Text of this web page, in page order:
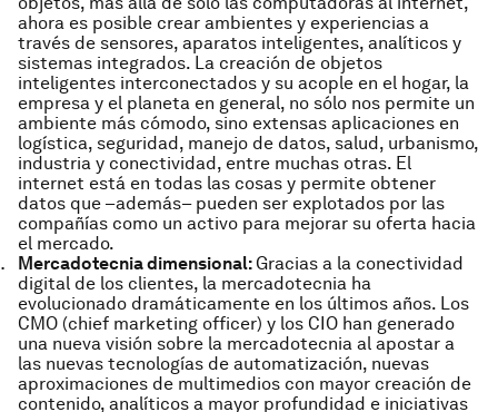
ahora es posible crear ambientes y experiencias a
través de sensores, aparatos inteligentes, analíticos y
sistemas integrados. La creación de objetos
inteligentes interconectados y su acople en el hogar, la
empresa y el planeta en general, no sólo nos permite un
ambiente más cómodo, sino extensas aplicaciones en
logística, seguridad, manejo de datos, salud, urbanismo,
industria y conectividad, entre muchas otras. El
internet está en todas las cosas y permite obtener
datos que –además– pueden ser explotados por las
compañías como un activo para mejorar su oferta hacia
el mercado.
Mercadotecnia dimensional: Gracias a la conectividad
digital de los clientes, la mercadotecnia ha
evolucionado dramáticamente en los últimos años. Los
CMO (chief marketing officer) y los CIO han generado
una nueva visión sobre la mercadotecnia al apostar a
las nuevas tecnologías de automatización, nuevas
aproximaciones de multimedios con mayor creación de
contenido, analíticos a mayor profundidad e iniciativas